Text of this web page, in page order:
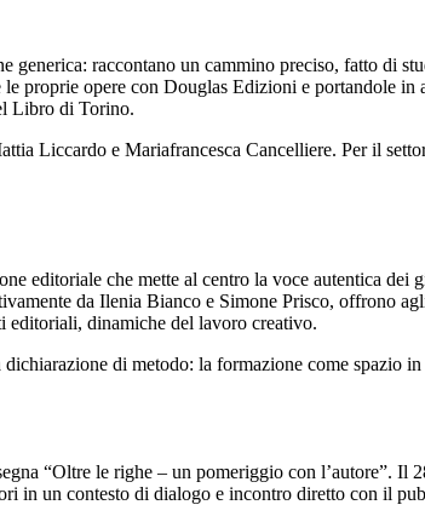
raccontano un cammino preciso, fatto di
proprie opere con Douglas Edizioni e portandole
Libro di Torino.
Liccardo e Mariafrancesca Cancelliere. Per il
editoriale che mette al centro la voce autentica dei
da Ilenia Bianco e Simone Prisco, offrono
editoriali, dinamiche del lavoro creativo.
di metodo: la formazione come spazio
“Oltre le righe – un pomeriggio con l’autore”.
in un contesto di dialogo e incontro diretto con il